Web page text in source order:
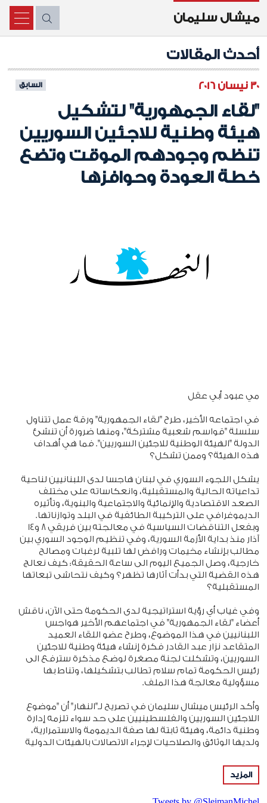
ميشال سليمان X
أحدث المقالات
30 نيسان 2016 السابق
"لقاء الجمهورية" لتشكيل
هيئة وطنية للاجئين السوريين
تنظم وجودهم الموقت وتضع
خطة العودة وحوافزها
مي عبود أبي عقل
في اجتماعه الأخير، طرح "لقاء الجمهورية" ورقة عمل تتناول
سلسلة "قواسم شعبية مشتركة"، ومنها ضرورة أن تنشئ
الدولة "الهيئة الوطنية للاجئين السوريين". فما هي أهداف
هذه الهيئة؟ وممن تشكل؟
يشكل اللجوء السوري في لبنان هاجسا لدى اللبنانيين لناحية
تداعياته الحالية والمستقبلية، وانعكاساته على مختلف
الصعد الاقتصادية والإنمائية والاجتماعية والبنوية، وتأثيره
الديموغرافي على التركيبة الطائفية في البلد وتوازناتها.
وبفعل التناقضات السياسية في معالجته بين فريقي 8 و14
آذار منذ بداية الأزمة السورية، وفي تنظيم الوجود السوري بين
مطالب بإنشاء مخيمات ورافض لها تلبية لرغبات ومصالح
خارجية، وصل الجميع اليوم الى ساعة الحقيقة: كيف نعالج
هذه القضية التي بدأت آثارها تظهر؟ وكيف نتحاشى تبعاتها
المستقبلية؟
وفي غياب أي رؤية استراتيجية لدى الحكومة حتى الآن، ناقش
أعضاء "لقاء الجمهورية" في اجتماعهم الأخير هواجس
اللبنانيين في هذا الموضوع، وطرح عضو اللقاء العميد
المتقاعد نزار عبد القادر فكرة إنشاء هيئة وطنية للاجئين
السوريين، وتشكلت لجنة مصغرة لوضع مذكرة سترفع الى
رئيس الحكومة تمام سلام تطالب بتشكيلها، وتناط بها
مسؤولية معالجة هذا الملف.
وأكد الرئيس ميشال سليمان في تصريح لـ"النهار" أن "موضوع
اللاجئين السوريين والفلسطينيين على حد سواء تلزمه إدارة
وطنية دائمة، وهيئة ثابتة لها صفة الديمومة والاستمرارية،
ولديها الوثائق والصلاحيات لإجراء الاتصالات بالهيئات الدولية
الجمهورية واللبنانيين. وهذا الطرح ينسجم مع نص الدستور
الذي يؤكد في مقدمته أن "لا توطين". واعتبر أن "تشكيل لجنة
المزيد